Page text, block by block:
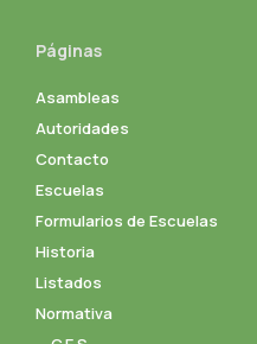
Páginas
Asambleas
Autoridades
Contacto
Escuelas
Formularios de Escuelas
Historia
Listados
Normativa